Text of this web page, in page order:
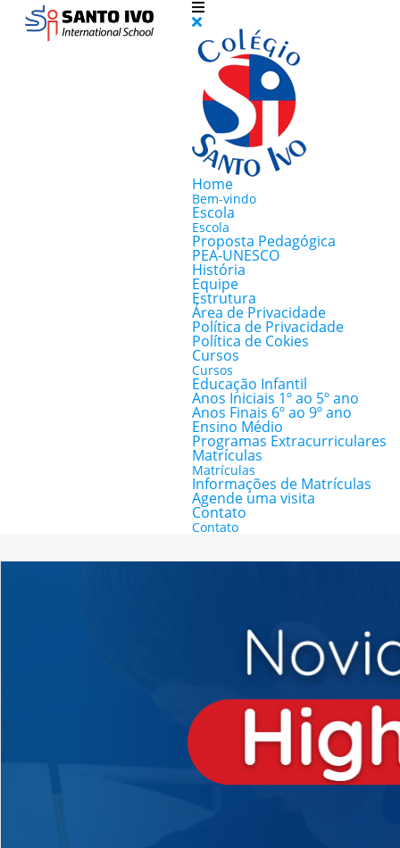
Home
Bem-vindo
Escola
Escola
Proposta Pedagógica
PEA-UNESCO
História
Equipe
Estrutura
Área de Privacidade
Política de Privacidade
Política de Cokies
Cursos
Cursos
Educação Infantil
Anos Iniciais 1º ao 5º ano
Anos Finais 6º ao 9º ano
Ensino Médio
Programas Extracurriculares
Matrículas
Matrículas
Informações de Matrículas
Agende uma visita
Contato
Contato